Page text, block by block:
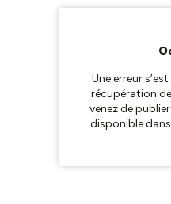
Une erreur
récupération
venez de
disponible